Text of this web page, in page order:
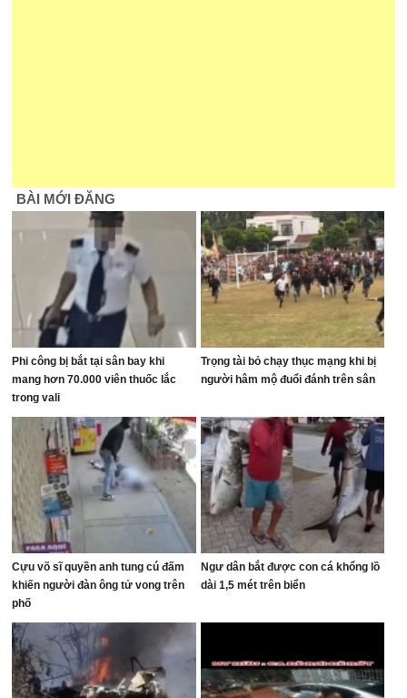
BÀI MỚI ĐĂNG
Phi công bị bắt tại sân bay khi
mang hơn 70.000 viên thuốc lắc
trong vali
Trọng tài bỏ chạy thục mạng khi bị
người hâm mộ đuổi đánh trên sân
Cựu võ sĩ quyền anh tung cú đấm
khiến người đàn ông tử vong trên
phố
Ngư dân bắt được con cá khổng lồ
dài 1,5 mét trên biển